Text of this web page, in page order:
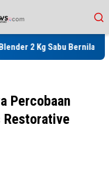
Bernilai Jutaan
Percobaan
Restorative